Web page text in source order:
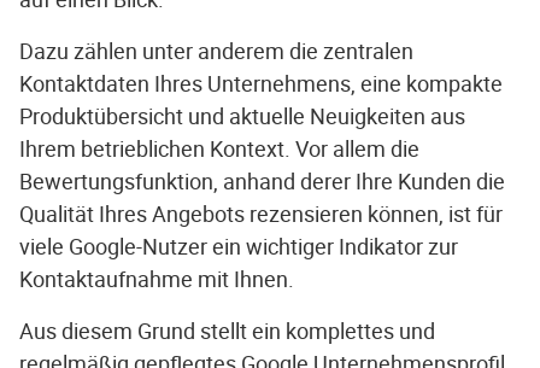
Dazu zählen unter anderem die zentralen
Kontaktdaten Ihres Unternehmens, eine kompakte
Produktübersicht und aktuelle Neuigkeiten aus
Ihrem betrieblichen Kontext. Vor allem die
Bewertungsfunktion, anhand derer Ihre Kunden die
Qualität Ihres Angebots rezensieren können, ist für
viele Google-Nutzer ein wichtiger Indikator zur
Kontaktaufnahme mit Ihnen.
Aus diesem Grund stellt ein komplettes und